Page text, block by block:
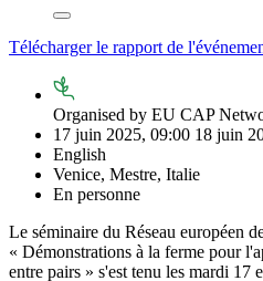
Show/hide
other
elements.
Télécharger le rapport de
Organised by EU CAP
17 juin 2025, 09:00 18 juin
English
Venice, Mestre, Italie
En personne
Le séminaire du Réseau européen
« Démonstrations à la ferme pour
entre pairs » s'est tenu les mardi 17